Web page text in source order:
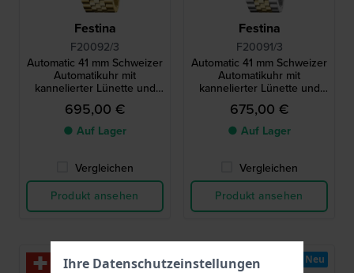
Festina
F20092/3
Automatic 41 mm Schweizer
Automatikuhr mit
kannelierter Lünette und
Datumslibelle
695,00 €
● Auf Lager
Vergleichen
Produkt ansehen
Festina
F20091/3
Automatic 41 mm Schweizer
Automatikuhr mit
kannelierter Lünette und
Datumslibelle
675,00 €
● Auf Lager
Vergleichen
Produkt ansehen
Neu
Ihre Datenschutzeinstellungen